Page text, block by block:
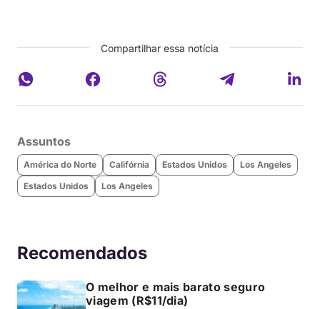
Compartilhar essa notícia
Assuntos
América do Norte Califórnia Estados Unidos
Los Angeles
Estados Unidos
Los Angeles
Recomendados
O melhor e mais barato seguro
viagem (R$11/dia)